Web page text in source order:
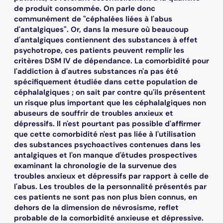
de produit consommée. On parle donc
communément de "céphalées liées à l'abus
d'antalgiques". Or, dans la mesure où beaucoup
d'antalgiques contiennent des substances à effet
psychotrope, ces patients peuvent remplir les
critères DSM IV de dépendance. La comorbidité pour
l'addiction à d'autres substances n'a pas été
spécifiquement étudiée dans cette population de
céphalalgiques ; on sait par contre qu'ils présentent
un risque plus important que les céphalalgiques non
abuseurs de souffrir de troubles anxieux et
dépressifs. ll n'est pourtant pas possible d'affirmer
que cette comorbidité n'est pas liée à l'utilisation
des substances psychoactives contenues dans les
antalgiques et l'on manque d'études prospectives
examinant la chronologie de la survenue des
troubles anxieux et dépressifs par rapport à celle de
I'abus. Les troubles de la personnalité présentés par
ces patients ne sont pas non plus bien connus, en
dehors de la dimension de névrosisme, reflet
probable de la comorbidité anxieuse et dépressive.